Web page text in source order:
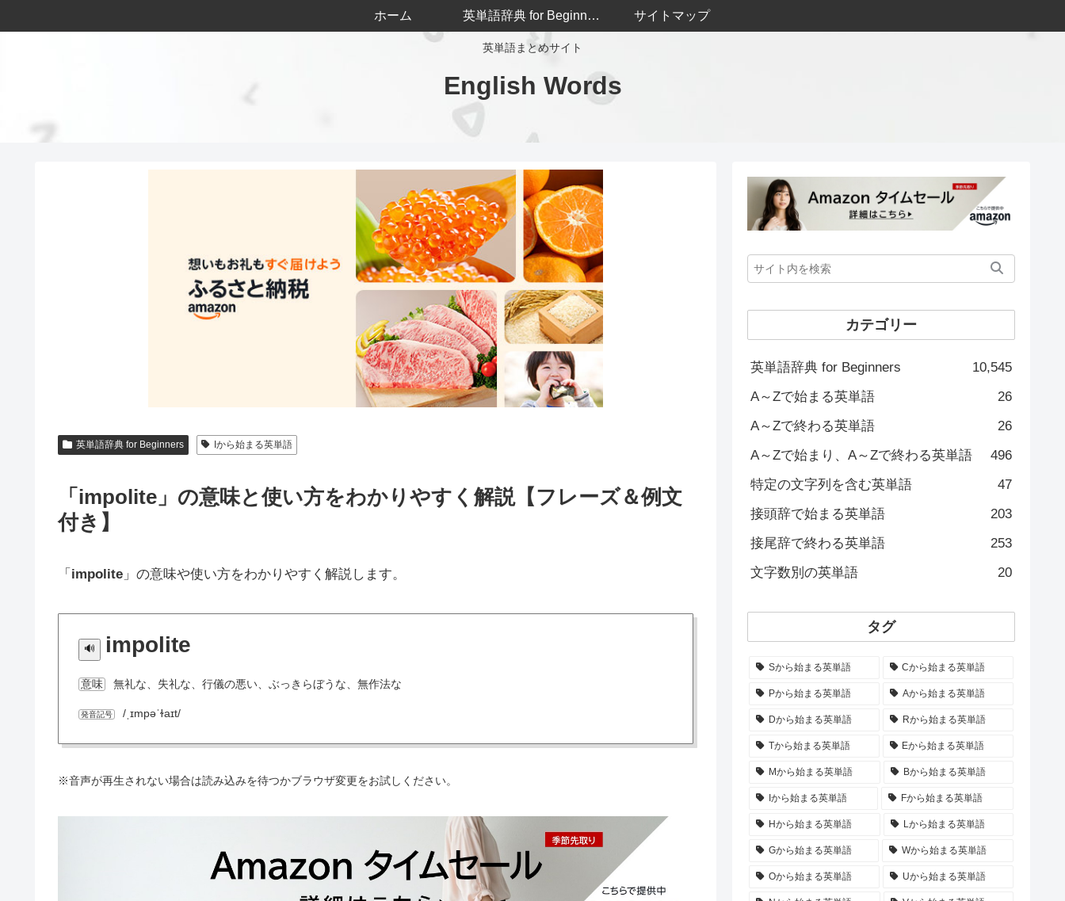
英単語まとめサイト
English Words
ホーム 英単語辞典 for Beginners サイトマップ
英単語辞典 for Beginners Iから始まる英単語
「impolite」の意味と使い方をわかりやすく解説【フレーズ＆例文
付き】
「 impolite 」の意味や使い方をわかりやすく解説します。
impolite
意味 無礼な、失礼な、行儀の悪い、ぶっきらぼうな、無作法な
発音記号 /ˌɪmpəˈɫaɪt/
※音声が再生されない場合は読み込みを待つかブラウザ変更をお試しください。
カテゴリー
英単語辞典 for Beginners
10,545
A～Zで始まる英単語
26
A～Zで終わる英単語
26
A～Zで始まり、A～Zで終わる英単語
496
特定の文字列を含む英単語
47
接頭辞で始まる英単語
203
接尾辞で終わる英単語
253
文字数別の英単語
20
タグ
Sから始まる英単語 Cから始まる英単語
Pから始まる英単語 Aから始まる英単語
Dから始まる英単語 Rから始まる英単語
Tから始まる英単語 Eから始まる英単語
Mから始まる英単語 Bから始まる英単語
Iから始まる英単語 Fから始まる英単語
Hから始まる英単語 Lから始まる英単語
Gから始まる英単語 Wから始まる英単語
Oから始まる英単語 Uから始まる英単語